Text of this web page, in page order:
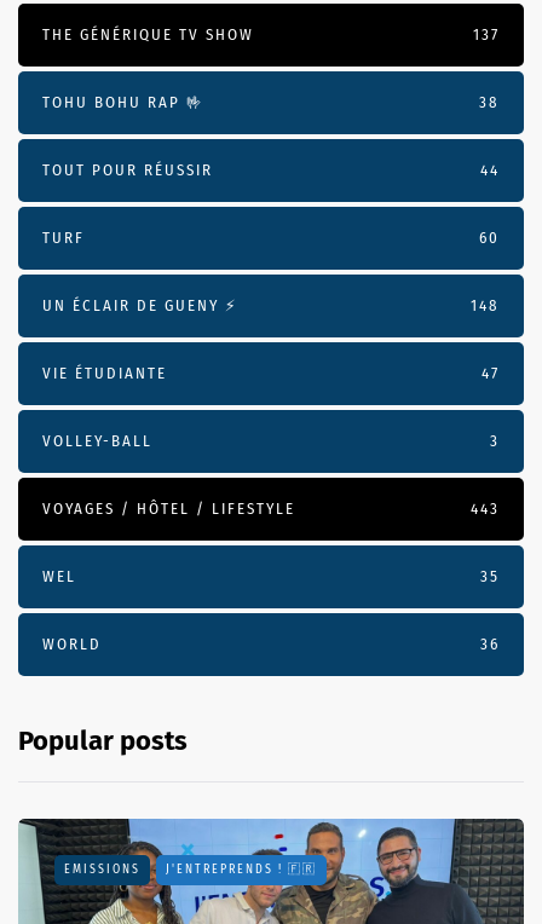
THE GÉNÉRIQUE TV SHOW 137
TOHU BOHU RAP 🤟 38
TOUT POUR RÉUSSIR 44
TURF 60
UN ÉCLAIR DE GUENY ⚡️ 148
VIE ÉTUDIANTE 47
VOLLEY-BALL 3
VOYAGES / HÔTEL / LIFESTYLE 443
WEL 35
WORLD 36
Popular posts
EMISSIONS J'ENTREPRENDS ! 🇫🇷